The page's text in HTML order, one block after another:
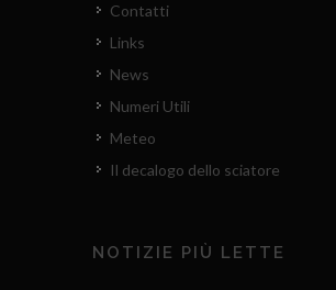
Contatti
Links
News
Numeri Utili
Meteo
Il decalogo dello sciatore
NOTIZIE PIÙ LETTE